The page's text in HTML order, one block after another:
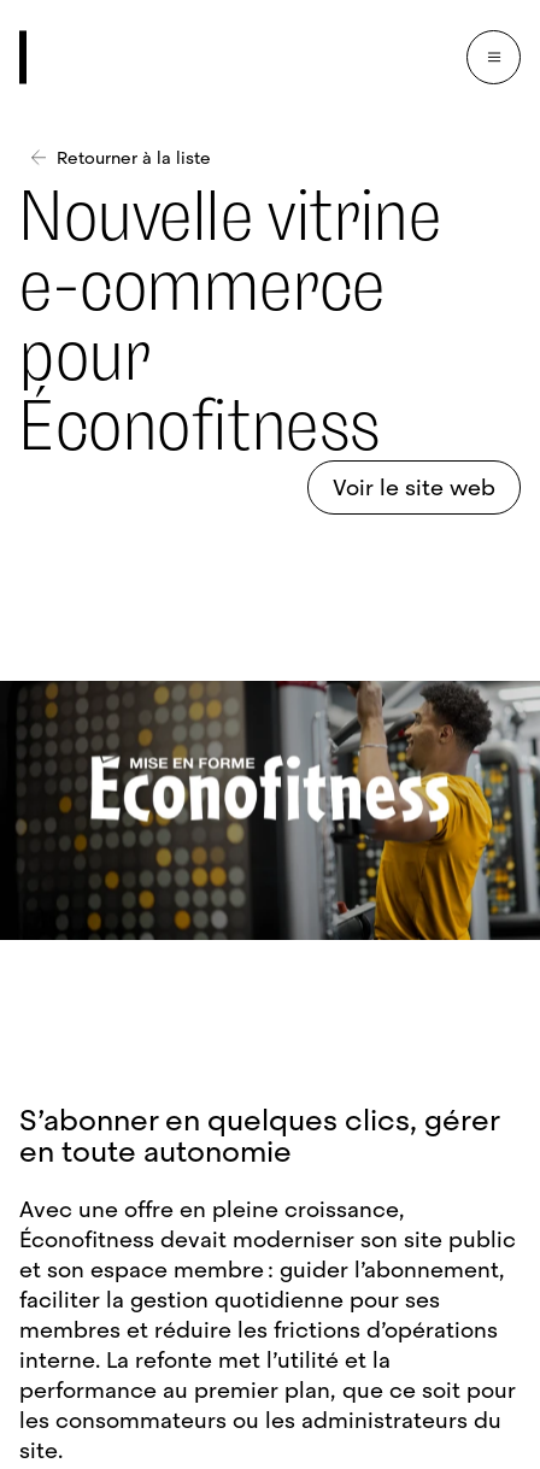
Retourner à la liste
Nouvelle vitrine
e-commerce
pour
Éconofitness
Voir le site web
S’abonner en quelques clics, gérer
en toute autonomie
Avec une offre en pleine croissance,
Éconofitness devait moderniser son site public
et son espace membre : guider l’abonnement,
faciliter la gestion quotidienne pour ses
membres et réduire les frictions d’opérations
interne. La refonte met l’utilité et la
performance au premier plan, que ce soit pour
les consommateurs ou les administrateurs du
site.